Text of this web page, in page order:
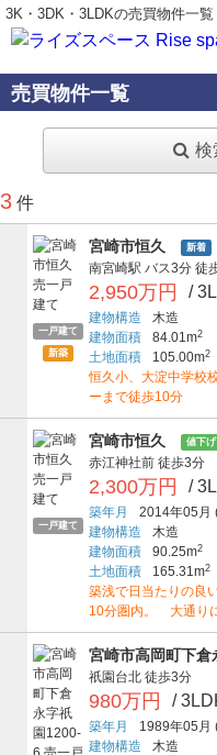
3K・3DK・3LDKの売買物件一
売買物件一覧
検
3 件
一戸建て
新築
宮崎市恒久 新着
南宮崎駅 バス3分 徒
2,950万円 /
建物構造
木造
建物面積
84.01m2
土地面積 105.00m2
恒久小、大淀中学校
ーまで徒歩10分
一戸建て
宮崎市恒久 値下げ
赤江神社前 徒歩3分
2,300万円 /
築年月 2014年05月
建物構造
木造
建物面積
90.25m2
土地面積 165.31m2
築浅で日当たりの良
10分圏内。 大通り
宮崎市高岡町下
祇園台北 徒歩3分
980万円 /
築年月 1989年05月
建物構造
木造